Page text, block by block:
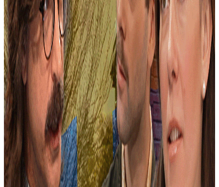
29 min 30s
Sverigebilden
Räddar snuset liv?
2026-05-13 17:12
28 min 55s
Sverigebilden
Nooshi Dadgostars morot
2026-05-06 16:58
23 min 26s
Sverigebilden